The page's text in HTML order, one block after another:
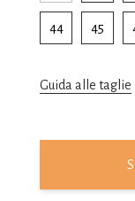
44 45
Guida alle taglie